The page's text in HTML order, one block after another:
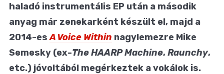
haladó instrumentális EP után a második
anyag már zenekarként készült el, majd a
2014-esA Voice Within nagylemezre Mike
Semesky (ex-The HAARP Machine,Raunchy,
etc.) jóvoltából megérkeztek a vokálok is.